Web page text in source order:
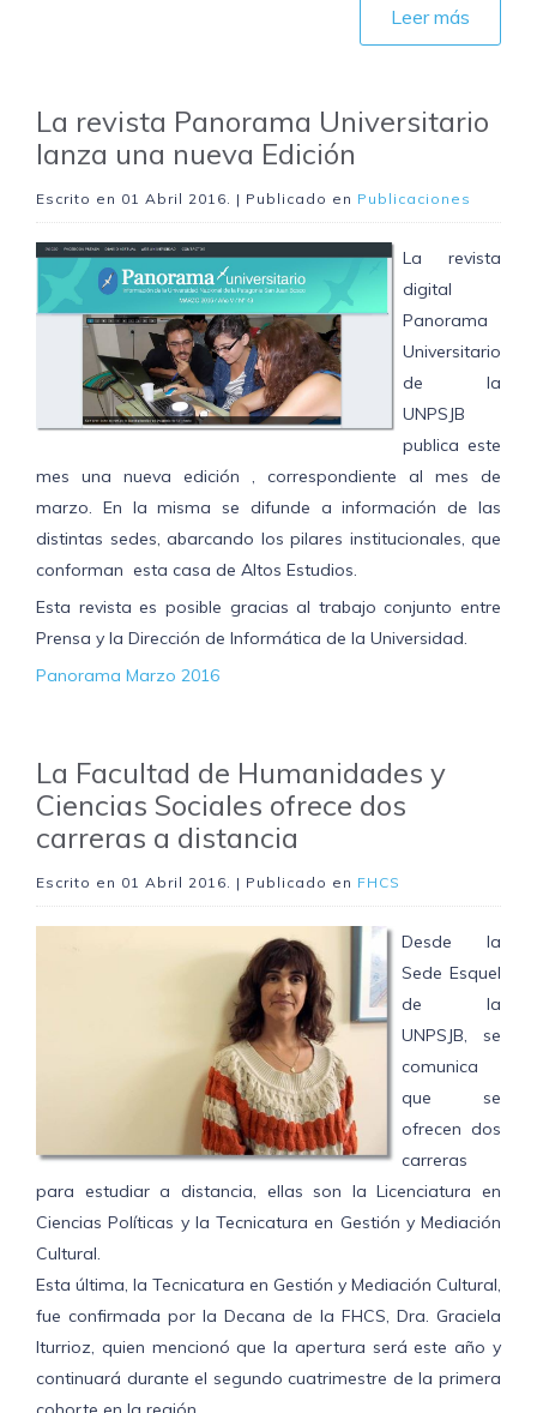
Leer más
La revista Panorama Universitario
lanza una nueva Edición
Escrito en 01 Abril 2016 . | Publicado en Publicaciones
La revista
digital
Panorama
Universitario
de la
UNPSJB
publica este
mes una nueva edición , correspondiente al mes de
marzo. En la misma se difunde a información de las
distintas sedes, abarcando los pilares institucionales, que
conforman esta casa de Altos Estudios.
Esta revista es posible gracias al trabajo conjunto entre
Prensa y la Dirección de Informática de la Universidad.
Panorama Marzo 2016
La Facultad de Humanidades y
Ciencias Sociales ofrece dos
carreras a distancia
Escrito en 01 Abril 2016 . | Publicado en FHCS
Desde la
Sede Esquel
de la
UNPSJB, se
comunica
que se
ofrecen dos
carreras
para estudiar a distancia, ellas son la Licenciatura en
Ciencias Políticas y la Tecnicatura en Gestión y Mediación
Cultural.
Esta última, la Tecnicatura en Gestión y Mediación Cultural,
fue confirmada por la Decana de la FHCS, Dra. Graciela
Iturrioz, quien mencionó que la apertura será este año y
continuará durante el segundo cuatrimestre de la primera